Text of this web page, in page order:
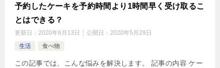
予約したケーキを予約時間より1時間早く受け取るこ
とはできる？
更新日： 2020年6月13日 公開日： 2020年5月29日
生活
食べ物
この記事では、こんな悩みを解決します。 記事の内容 ケー